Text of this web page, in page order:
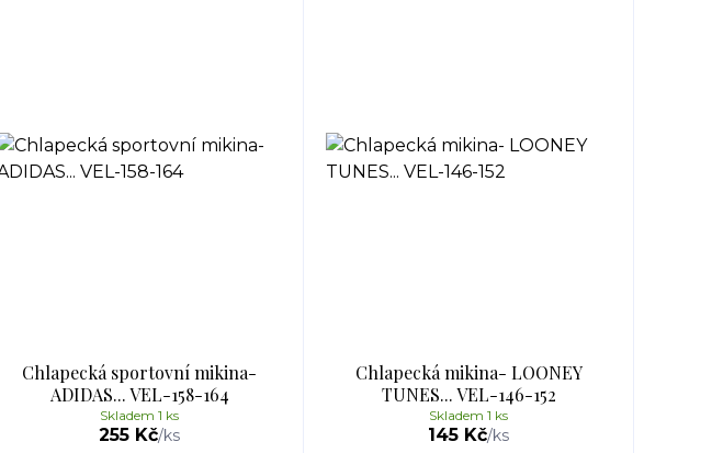
Chlapecká sportovní mikina-
ADIDAS... VEL-158-164
255 Kč/ks
Skladem 1 ks
Chlapecká mikina- LOONEY
TUNES... VEL-146-152
145 Kč/ks
Skladem 1 ks